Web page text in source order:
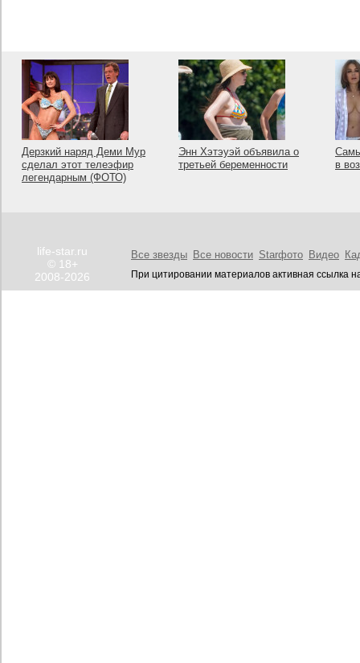
Дерзкий наряд Деми Мур
сделал этот телеэфир
легендарным (ФОТО)
Энн Хэтэуэй объявила о
третьей беременности
в
life-star.ru
© 18+
2008-2026
Все звезды Все новости Starфото Видео
При цитировании материалов активная ссылка